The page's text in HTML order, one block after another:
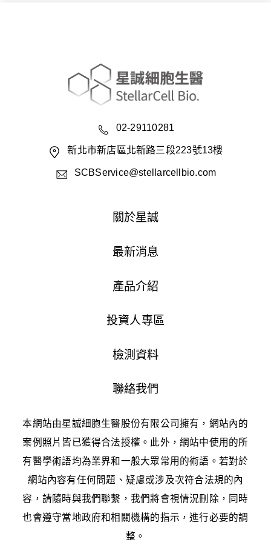
02-29110281
新北市新店區北新路三段223號13樓
SCBService@stellarcellbio.com
關於星誠
最新消息
產品介紹
投資人專區
檢測資料
聯絡我們
本網站由星誠細胞生醫股份有限公司擁有，網站內的
案例照片皆已獲得合法授權。此外，網站中使用的所
有醫學術語均為業界和一般大眾常用的術語。若對於
網站內容有任何問題、疑慮或涉及次符合法規的內
容，請隨時與我們聯繫，我們將會視情況刪除，同時
也會遵守當地政府和相關機構的指示，進行必要的調
整。